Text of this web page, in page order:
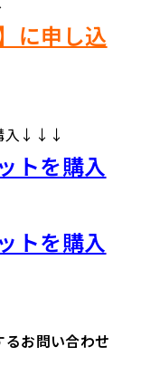
に申し込
入↓↓↓
トを購入
トを購入
お問い合わせ